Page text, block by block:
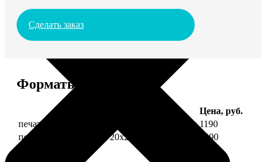
Сделать заказ
Форматы и цены
Цена, руб.
печать фото на холсте 20х20 на подрамнике 1190
печать фото на холсте 20х20 в раме
3990